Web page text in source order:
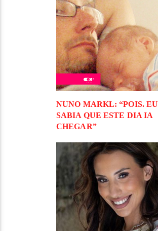
NUNO MARKL: “POIS. EU
SABIA QUE ESTE DIA IA
CHEGAR”